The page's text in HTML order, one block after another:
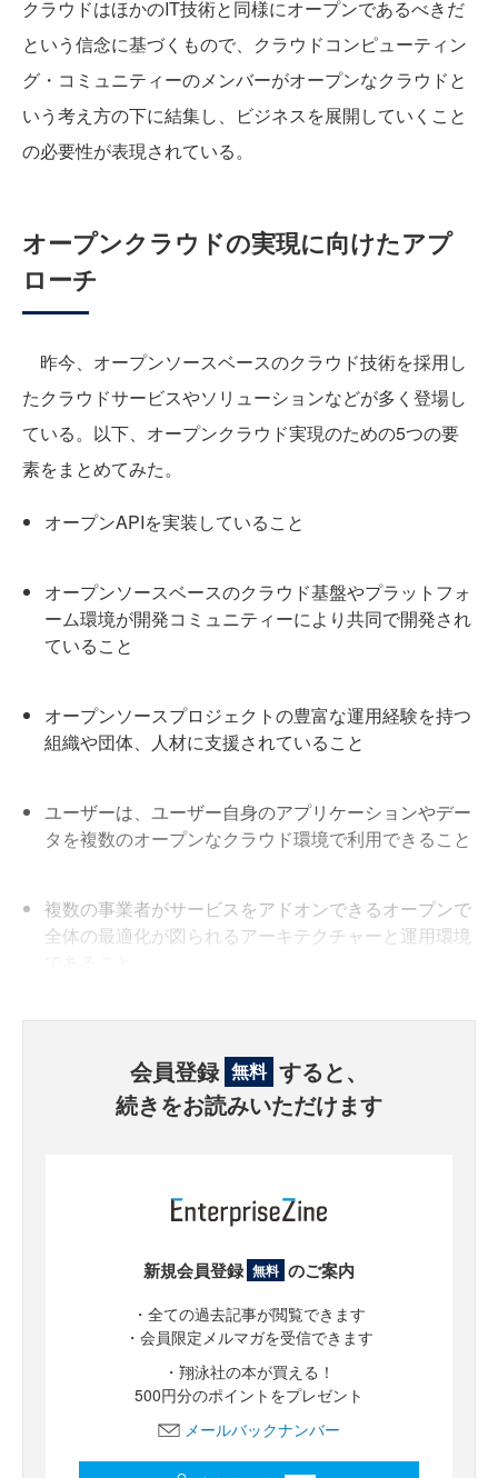
クラウドはほかのIT技術と同様にオープンであるべきだ
という信念に基づくもので、クラウドコンピューティン
グ・コミュニティーのメンバーがオープンなクラウドと
いう考え方の下に結集し、ビジネスを展開していくこと
の必要性が表現されている。
オープンクラウドの実現に向けたアプ
ローチ
昨今、オープンソースベースのクラウド技術を採用し
たクラウドサービスやソリューションなどが多く登場し
ている。以下、オープンクラウド実現のための5つの要
素をまとめてみた。
オープンAPIを実装していること
オープンソースベースのクラウド基盤やプラットフォ
ーム環境が開発コミュニティーにより共同で開発され
ていること
オープンソースプロジェクトの豊富な運用経験を持つ
組織や団体、人材に支援されていること
ユーザーは、ユーザー自身のアプリケーションやデー
タを複数のオープンなクラウド環境で利用できること
複数の事業者がサービスをアドオンできるオープンで
全体の最適化が図られるアーキテクチャーと運用環境
会員登録 無料 すると、
続きをお読みいただけます
新規会員登録 無料 のご案内
・全ての過去記事が閲覧できます
・会員限定メルマガを受信できます
・翔泳社の本が買える！
500円分のポイントをプレゼント
メールバックナンバー